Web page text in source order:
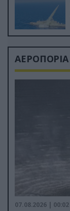
ΑΕΡΟΠΟΡΙΑ
07.08.2026 | 00:02